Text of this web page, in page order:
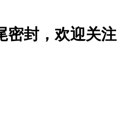
密封，欢迎关注